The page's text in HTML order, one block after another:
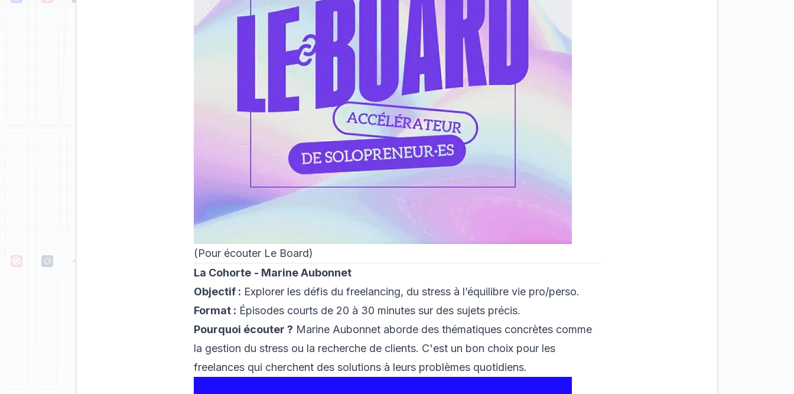
(Pour écouter Le Board)
La Cohorte - Marine Aubonnet
Objectif : Explorer les défis du freelancing, du stress à l’équilibre vie pro/perso.
Format : Épisodes courts de 20 à 30 minutes sur des sujets précis.
Pourquoi écouter ? Marine Aubonnet aborde des thématiques concrètes comme
la gestion du stress ou la recherche de clients. C'est un bon choix pour les
freelances qui cherchent des solutions à leurs problèmes quotidiens.